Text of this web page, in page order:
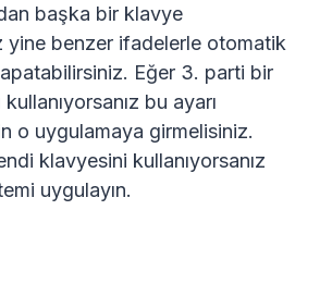
başka bir klavye
yine benzer ifadelerle otomatik
Eğer 3. parti bir
kullanıyorsanız bu ayarı
o uygulamaya girmelisiniz.
klavyesini kullanıyorsanız
uygulayın.